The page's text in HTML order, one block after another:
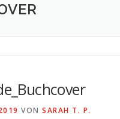
VON SARAH T. P.